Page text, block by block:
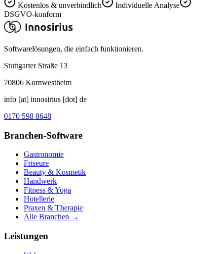
Kostenlos & unverbindlich
Individuelle Analyse
DSGVO-konform
Softwarelösungen, die einfach funktionieren.
Stuttgarter Straße 13
70806 Kornwestheim
info [at] innosirius [dot] de
0170 598 8648
Branchen-Software
Gastronomie
Friseure
Beauty & Kosmetik
Handwerk
Fitness & Yoga
Hotellerie
Praxen & Therapie
Alle Branchen →
Leistungen